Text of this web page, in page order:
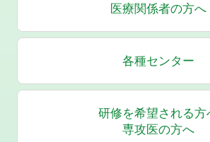
医療関係者の方へ
各種センター
研修を希望される方
専攻医の方へ